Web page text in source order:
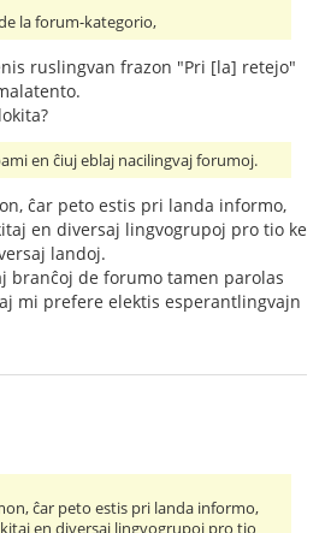
la forum-kategorio,
ruslingvan frazon "Pri [la] retejo"
en ĉiuj eblaj nacilingvaj forumoj.
ĉar peto estis pri landa informo,
en diversaj lingvogrupoj pro tio ke
landoj.
branĉoj de forumo tamen parolas
mi prefere elektis esperantlingvajn
ĉar peto estis pri landa informo,